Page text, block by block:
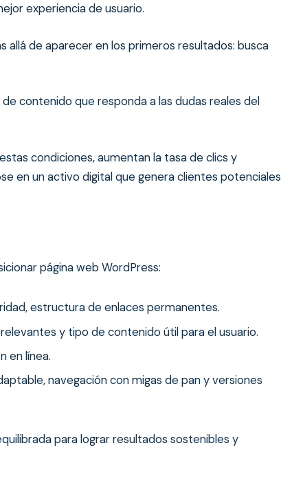
experiencia de usuario.
allá de aparecer en los primeros resultados: busca
contenido que responda a las dudas reales del
condiciones, aumentan la tasa de clics y
en un activo digital que genera clientes potenciales
página web WordPress:
estructura de enlaces permanentes.
y tipo de contenido útil para el usuario.
en línea.
navegación con migas de pan y versiones
para lograr resultados sostenibles y